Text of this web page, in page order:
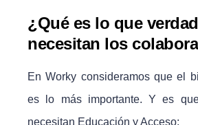
¿Qué es lo que
necesitan los
En Worky consideramos que el
es lo más importante. Y es
necesitan Educación y Acceso: